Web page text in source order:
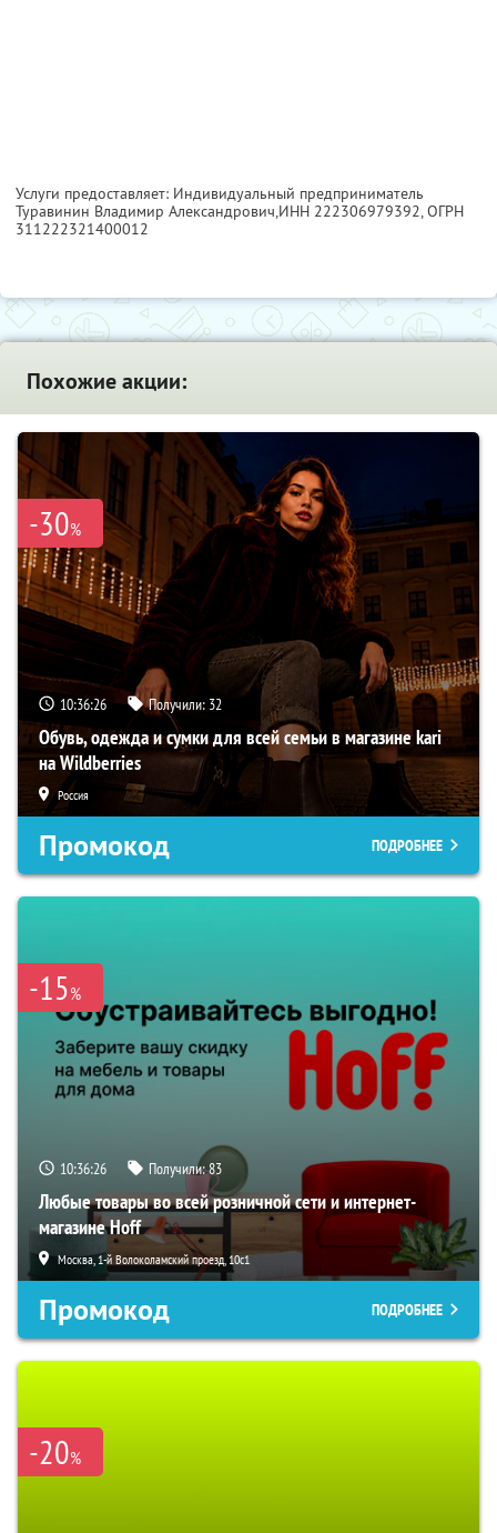
Услуги предоставляет: Индивидуальный предприниматель
Туравинин Владимир Александрович,ИНН 222306979392, ОГРН
311222321400012
Похожие акции:
-30%
10:36:24 Получили: 32
Обувь, одежда и сумки для всей семьи в магазине kari
на Wildberries
Россия
Промокод ПОДРОБНЕЕ
-15%
10:36:24 Получили:83
Любые товары во всей розничной сети и интернет-
магазине Hoff
Москва, 1-й Волоколамский проезд, 10с1
Промокод ПОДРОБНЕЕ
-20%